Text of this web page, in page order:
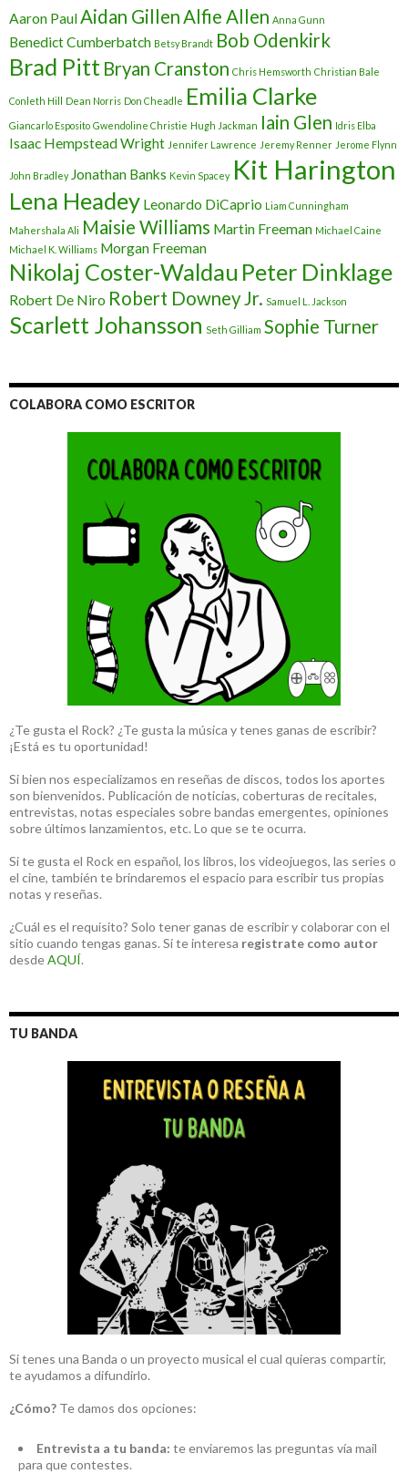
Aaron PaulAidan GillenAlfie Allen Anna Gunn
Benedict Cumberbatch Betsy Brandt Bob Odenkirk
Brad Pitt Bryan Cranston Chris Hemsworth Christian Bale
Conleth Hill Dean Norris Don Cheadle Emilia Clarke
Giancarlo Esposito Gwendoline Christie Hugh Jackman Iain Glen Idris Elba
Isaac Hempstead Wright Jennifer Lawrence Jeremy Renner Jerome Flynn
John Bradley Jonathan Banks Kevin Spacey Kit Harington
Lena Headey Leonardo DiCaprio Liam Cunningham
Mahershala Ali Maisie Williams Martin Freeman Michael Caine
Michael K. Williams Morgan Freeman
Nikolaj Coster-Waldau Peter Dinklage
Robert De Niro Robert Downey Jr. Samuel L. Jackson
Scarlett Johansson Seth Gilliam Sophie Turner
COLABORA COMO ESCRITOR
¿Te gusta el Rock? ¿Te gusta la música y tenes ganas de escribir?
¡Está es tu oportunidad!
Si bien nos especializamos en reseñas de discos, todos los aportes
son bienvenidos. Publicación de noticias, coberturas de recitales,
entrevistas, notas especiales sobre bandas emergentes, opiniones
sobre últimos lanzamientos, etc. Lo que se te ocurra.
Si te gusta el Rock en español, los libros, los videojuegos, las series o
el cine, también te brindaremos el espacio para escribir tus propias
notas y reseñas.
¿Cuál es el requisito? Solo tener ganas de escribir y colaborar con el
sitio cuando tengas ganas. Si te interesa registrate como autor
desdeAQUÍ.
TU BANDA
Si tenes una Banda o un proyecto musical el cual quieras compartir,
te ayudamos a difundirlo.
¿Cómo? Te damos dos opciones:
Entrevista a tu banda: te enviaremos las preguntas vía mail
para que contestes.